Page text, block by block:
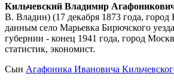
Кильчевский Владимир
В. Владин) (17 декабря 1873 года,
данным село Марьевка Бирючского
губернии - конец 1941 года, город
статистик, экономист.
Сын Агафоника Ивановича